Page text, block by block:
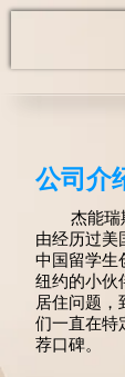
公司介
杰能瑞斯
由经历过美
中国留学生
纽约的小伙
居住问题，
们一直在特
荐口碑。